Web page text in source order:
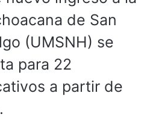
de San
(UMSNH) se
para 22
a partir de